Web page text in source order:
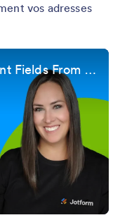
vos adresses
How to Remove Redundant Fields From Full Address Field